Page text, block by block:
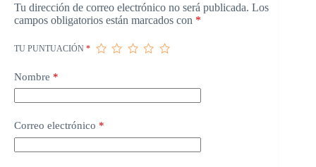
Tu dirección de correo electrónico no será publicada. Los
campos obligatorios están marcados con *
TU PUNTUACIÓN *
Nombre *
Correo electrónico *